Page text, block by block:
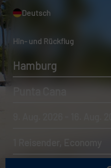
Deutsch
Hin- und Rückflug
Hamburg